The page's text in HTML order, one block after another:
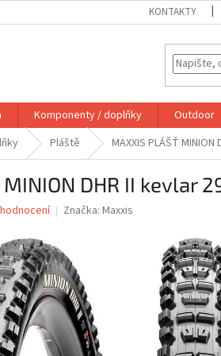
KONTAKTY
Komponenty / doplňky Outdoor
Pláště MAXXIS PLÁŠŤ MINION
MINION DHR II kevlar
Značka: Maxxis